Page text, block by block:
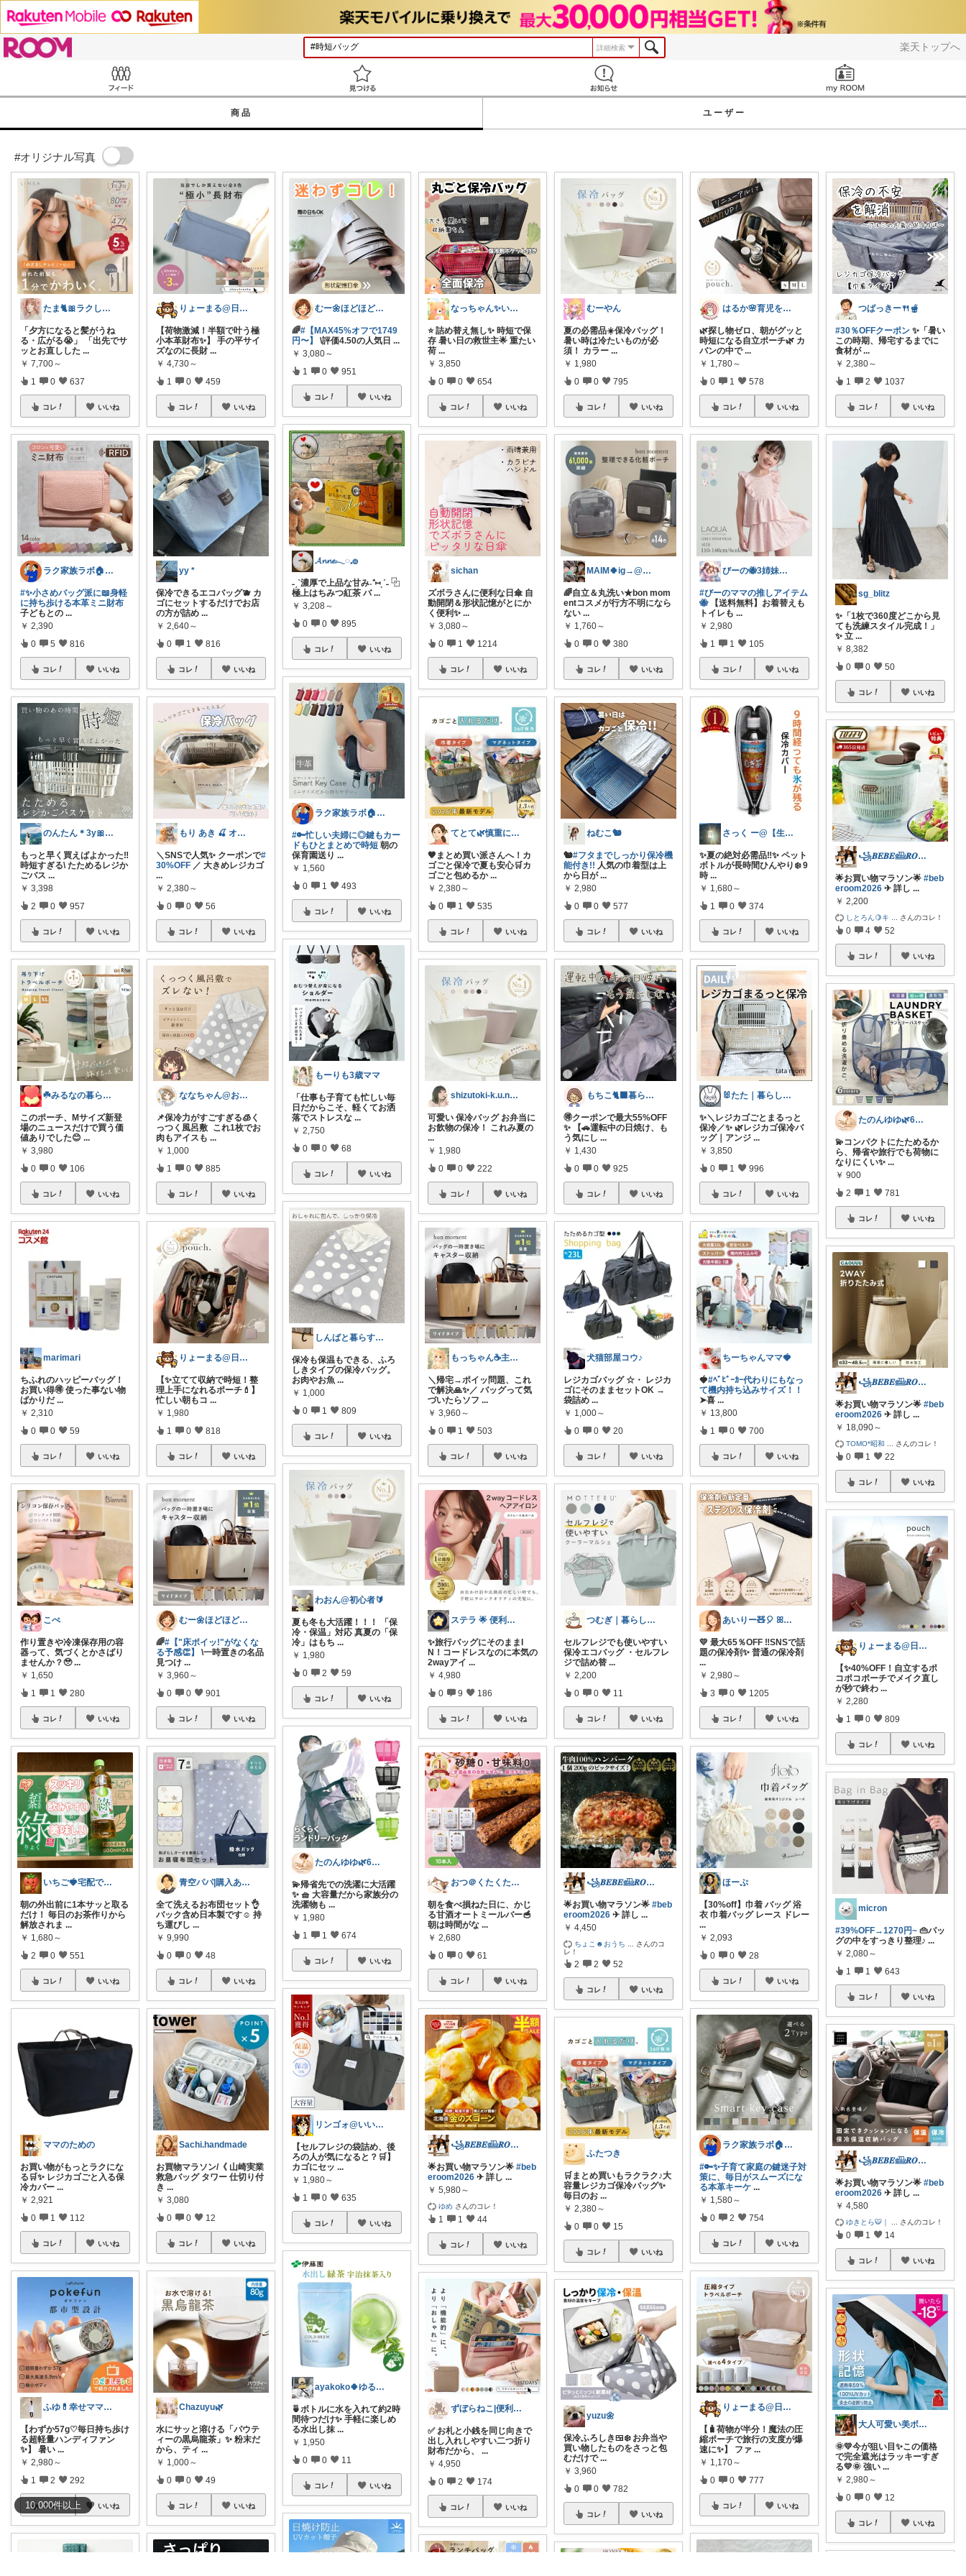
楽天トップへ
詳細検索
商品 ユーザー
#オリジナル写真
10,000件以上
たま🐈🎀ラクして可愛い神コスパ品
「夕方になると髪がうね
る・広がる😭」 「出先でサ
ッとお直しした ...
￥ 7,700～
1 0 637
コレ いいね
ラク家族ラボ🏠️30代子育てパパルーム
#✨小さめバッグ派に📖身軽
に持ち歩ける本革ミニ財布
子どもとの ...
￥ 2,390
0 5 816
コレ いいね
のんたん＊3y🎀1y👶🏻🍼
もっと早く買えばよかった‼︎
時短すぎる\ たためるレジか
ごバス ...
￥ 3,398
2 0 957
コレ いいね
☘️みるなの暮らし🍃
このポーチ、Mサイズ新登
場のニュースだけで買う価
値ありでした😊 ...
￥ 3,980
0 0 106
コレ いいね
marimari
ちふれのハッピーバッグ！
お買い得🉐 使った事ない物
ばかりだ ...
￥ 2,310
0 0 59
コレ いいね
こぺ
作り置きや冷凍保存用の容
器って、気づくとかさばり
ませんか？🥹...
￥ 1,650
1 1 280
コレ いいね
いちご🍓宅配でかなえる快適ライフ🏠
朝の外出前に1本サッと取る
だけ！ 毎日のお茶作りから
解放されま ...
￥ 1,680～
2 0 551
コレ いいね
ママのための
お買い物がもっとラクにな
る🛒✨ レジカゴごと入る保
冷カバー ...
￥ 2,921
0 1 112
コレ いいね
ふゆ💊幸せママのお気に入り紹介♪
【わずか57g♡毎日持ち歩け
る超軽量ハンディファン
✨】 暑い ...
￥ 2,980～
1 2 292
コレ いいね
りょーまる@日用品×ファッション
【荷物激減！半額で叶う極
小本革財布✨】 手の平サイ
ズなのに長財 ...
￥ 4,730～
1 0 459
コレ いいね
yy *
保冷できるエコバッグ🫐 カ
ゴにセットするだけでお店
の方が詰め ...
￥ 2,640～
0 1 816
コレ いいね
もり あき 🍒 オリ写強化中です♡◡̈
＼SNSで人気✨ クーポンで#
30%OFF ／ 大きめレジカゴ
...
￥ 2,380～
0 0 56
コレ いいね
ななちゃん@お気に入りを毎日朝コレ☀️
📌保冷力がすごすぎる🧊く
っつく風呂敷 これ1枚でお
肉もアイスも ...
￥ 1,000
1 0 885
コレ いいね
りょーまる@日用品×ファッション
【✨立てて収納で時短！整
理上手になれるポーチ💄】
忙しい朝もコ ...
￥ 1,980
1 0 818
コレ いいね
むー🌼ほどほど生活🌼
🌈#【"床ポイッ!"がなくな
る予感👏】
\一時置きの名品
見つけ ...
￥ 3,960～
0 0 901
コレ いいね
青空パパ|購入ありがとうございます☺️
全て洗えるお布団セット👌
バック含め日本製です☺️ 持
ち運びし ...
￥ 9,990
0 0 48
コレ いいね
Sachi.handmade
お買物マラソン/《 山崎実業
救急バッグ タワー 仕切り付
き...
￥ 3,080
0 0 12
コレ いいね
Chazuyu🌿
水にサッと溶ける「パウテ
ィーの黒烏龍茶」✨ 粉末だ
から、ティ ...
￥ 1,000～
0 0 49
コレ いいね
むー🌼ほどほど生活🌼
🌈#【MAX45%オフで1749
円〜】
\評価4.50の人気日 ...
￥ 3,080～
1 0 951
コレ いいね
𝓐𝓷𝓷𝓮𓂃◌𓈒𓐍
˗ˏˋ濃厚で上品な甘み˖⁺⑅ˎˊ˗ ⿻
極上はちみつ紅茶 バ ...
￥ 3,208～
0 0 895
コレ いいね
ラク家族ラボ🏠️30代子育てパパルーム
#🔑忙しい夫婦に◎鍵もカー
ドもひとまとめで時短 朝の
保育園送り ...
￥ 1,560
0 1 493
コレ いいね
もーりも3歳ママ
「仕事も子育ても忙しい毎
日だからこそ、軽くてお洒
落でストレスな ...
￥ 2,750
0 0 68
コレ いいね
しんばと暮らす日々
保冷も保温もできる、ふろ
しきタイプの保冷バッグ。
お肉やお魚 ...
￥ 1,000
0 1 809
コレ いいね
わおん@初心者🔰
夏も冬も大活躍！！！ 「保
冷・保温」対応 真夏の「保
冷」はもち ...
￥ 1,980
0 2 59
コレ いいね
たのんゆゆ🌿6日感謝です💐
💫帰省先での洗濯に大活躍
✨ 🧺 大容量だから家族分の
洗濯物も ...
￥ 1,980
1 1 674
コレ いいね
リンゴォ@いいね！ありがとうございます
【セルフレジの袋詰め、後
ろの人が気になると？🛒】
カゴにセッ ...
￥ 1,980～
1 0 635
コレ いいね
ayakoko🍀ゆる暮らしROOM
🍵ボトルに水を入れて約2時
間待つだけ✨ 手軽に楽しめ
る水出し抹 ...
￥ 1,950
0 0 11
コレ いいね
なっちゃん✨いつもありがとう😊✨
⭐️ 詰め替え無し✨ 時短で保
存 暑い日の救世主🌟 重たい
荷 ...
￥ 3,850
0 0 654
コレ いいね
sichan
ズボラさんに便利な日傘 自
動開閉＆形状記憶がとにか
く便利✨...
￥ 3,080～
0 1 1214
コレ いいね
てとて🌿慎重に選ぶ派🧺💚
🧡まとめ買い派さんへ！カ
ゴごと保冷で夏も安心🛒カ
ゴごと包めるか ...
￥ 2,380～
0 1 535
コレ いいね
shizutoki-k.u.n🌻🍉
可愛い 保冷バッグ お弁当に
お飲物の保冷！ これみ夏の
...
￥ 1,980
0 0 222
コレ いいね
もっちゃん☕主婦の癒しとご褒美ROOM
＼帰宅→ポイッ問題、これ
で解決🙏✨／ バッグって気
づいたらソフ ...
￥ 3,960～
0 1 503
コレ いいね
ステラ 🌟 便利グッズと素敵なアイテム
✨旅行バッグにそのままI
N！コードレスなのに本気の
2wayアイ ...
￥ 4,980
0 9 186
コレ いいね
おつ＠くたくたのゆる健康
朝を食べ損ねた日に、かじ
る甘酒オートミールバー🥣
朝は時間がな ...
￥ 2,680
0 0 61
コレ いいね
꧁𝑩𝑬𝑩𝑬𓊝𝑹𝑶𝑶𝑴꧂
🌟お買い物マラソン🌟#beb
eroom2026 ✈︎ 詳し ...
￥ 5,980～
ゆめ さんのコレ！
1 1 44
コレ いいね
ずぼらねこ|便利＆可愛いアイテムを紹介
✅ お札と小銭を同じ向きで
出し入れしやすい二つ折り
財布だから、
...
￥ 4,950
0 2 174
コレ いいね
むーやん
夏の必需品☀️保冷バッグ！
暑い時は冷たいものが必
須！ カラー ...
￥ 1,980
0 0 795
コレ いいね
MAIM🍀ig→@maim_419
🌈自立＆丸洗い★bon mom
entコスメが行方不明になら
ない ...
￥ 1,760～
0 0 380
コレ いいね
ねむこ🐿
🐿#フタまでしっかり保冷機
能付き!! 人気の巾着型は上
から日が ...
￥ 2,980
0 0 577
コレ いいね
もちこ🐈‍⬛暮らしのお気に入り🌷
🉐クーポンで最大55%OFF
✨ 【🚗運転中の日焼け、も
う気にし ...
￥ 1,430
0 0 925
コレ いいね
犬猫部屋コウ♪
レジカゴバッグ ☆・ レジカ
ゴにそのままセットOK →
袋詰め ...
￥ 1,000～
0 0 20
コレ いいね
つむぎ｜暮らしを少し豊かに
セルフレジでも使いやすい
保冷エコバッグ ・セルフレ
ジで詰め替 ...
￥ 2,200
0 0 11
コレ いいね
꧁𝑩𝑬𝑩𝑬𓊝𝑹𝑶𝑶𝑴꧂
🌟お買い物マラソン🌟#beb
eroom2026 ✈︎ 詳し ...
￥ 4,450
ちょこ☻おうち
さんのコ
レ！
2 2 52
コレ いいね
ふたつき
🛒まとめ買いもラクラク♪大
容量レジカゴ保冷バッグ✨
毎日のお ...
￥ 2,380～
0 0 15
コレ いいね
yuzu🌼
保冷ふろしき🍱❄️ お弁当や
買い物したものをさっと包
むだけで ...
￥ 3,960
0 0 782
コレ いいね
はるか🌸育児をラクに、もっと楽しく♪
🌿探し物ゼロ、朝がグッと
時短になる自立ポーチ🌿 カ
バンの中で ...
￥ 1,780～
0 1 578
コレ いいね
びーの🐝3姉妹ママROOM🌸
#びーのママの推しアイテム
🐝【送料無料】お着替えも
トイレも ...
￥ 2,980
1 1 105
コレ いいね
さっく ー@【生活を便利に】
✨夏の絶対必需品‼️✨ ペット
ボトルが長時間ひんやり❄️ 9
時 ...
￥ 1,680～
1 0 374
コレ いいね
🐰たた｜暮らしと子育て
✨＼レジカゴごとまるっと
保冷／✨ 🌿レジカゴ保冷バ
ッグ｜アンジ ...
￥ 3,850
0 1 996
コレ いいね
ちーちゃんママ🍓
🍓#ﾍﾞﾋﾞｰｶｰ代わりにもなっ
て機内持ち込みサイズ！！
➤喜 ...
￥ 13,800
1 0 700
コレ いいね
あいりー🧸🎈 ꕤ毎日を快適にꕤ
💛 最大65％OFF ‼️SNSで話
題の保冷剤✨ 普通の保冷剤
...
￥ 2,980～
3 0 1205
コレ いいね
ほーぷ
【30%off】巾着 バッグ 浴
衣 巾着バッグ レース ドレー
...
￥ 2,093
0 0 28
コレ いいね
ラク家族ラボ🏠️30代子育てパパルーム
#🔑✨子育て家庭の鍵迷子対
策に、毎日がスムーズにな
る本革キーケ ...
￥ 1,580～
0 2 754
コレ いいね
りょーまる@日用品×ファッション
【🧳荷物が半分！魔法の圧
縮ポーチで旅行の支度が爆
速に✨】 ファ ...
￥ 1,170～
0 0 777
コレ いいね
つばっきー🍴🫕
#30％OFFクーポン ✨「暑い
この時期、帰宅するまでに
食材が ...
￥ 2,380～
1 2 1037
コレ いいね
sg_blitz
✨「1枚で360度どこから見
ても洗練スタイル完成！」
✨ 立 ...
￥ 8,382
0 0 50
コレ いいね
꧁𝑩𝑬𝑩𝑬𓊝𝑹𝑶𝑶𝑴꧂
🌟お買い物マラソン🌟#beb
eroom2026 ✈︎ 詳し ...
￥ 2,200
しとろん🍋キ さんのコレ！
0 4 52
コレ いいね
たのんゆゆ🌿6日感謝です💐
💫コンパクトにたためるか
ら、帰省や旅行でも荷物に
なりにくい✨...
￥ 900
2 1 781
コレ いいね
꧁𝑩𝑬𝑩𝑬𓊝𝑹𝑶𝑶𝑴꧂
🌟お買い物マラソン🌟#beb
eroom2026 ✈︎ 詳し ...
￥ 18,090～
TOMO*昭和 さんのコレ！
0 1 22
コレ いいね
りょーまる@日用品×ファッション
【✨40%OFF！自立するポ
コポコポーチでメイク直し
が秒で終わ ...
￥ 2,280
1 0 809
コレ いいね
micron
#39%OFF→1270円~ 👜バッ
グの中をすっきり整理♪...
￥ 2,080～
1 1 643
コレ いいね
꧁𝑩𝑬𝑩𝑬𓊝𝑹𝑶𝑶𝑴꧂
🌟お買い物マラソン🌟#beb
eroom2026 ✈︎ 詳し ...
￥ 4,580
ゆきとら🐯｜ さんのコレ！
0 1 14
コレ いいね
大人可愛い美ボディ研究所Premium
🌞💛今が狙い目✨この価格
で完全遮光はラッキーすぎ
る💛🌞 強い ...
￥ 2,980～
0 0 12
コレ いいね